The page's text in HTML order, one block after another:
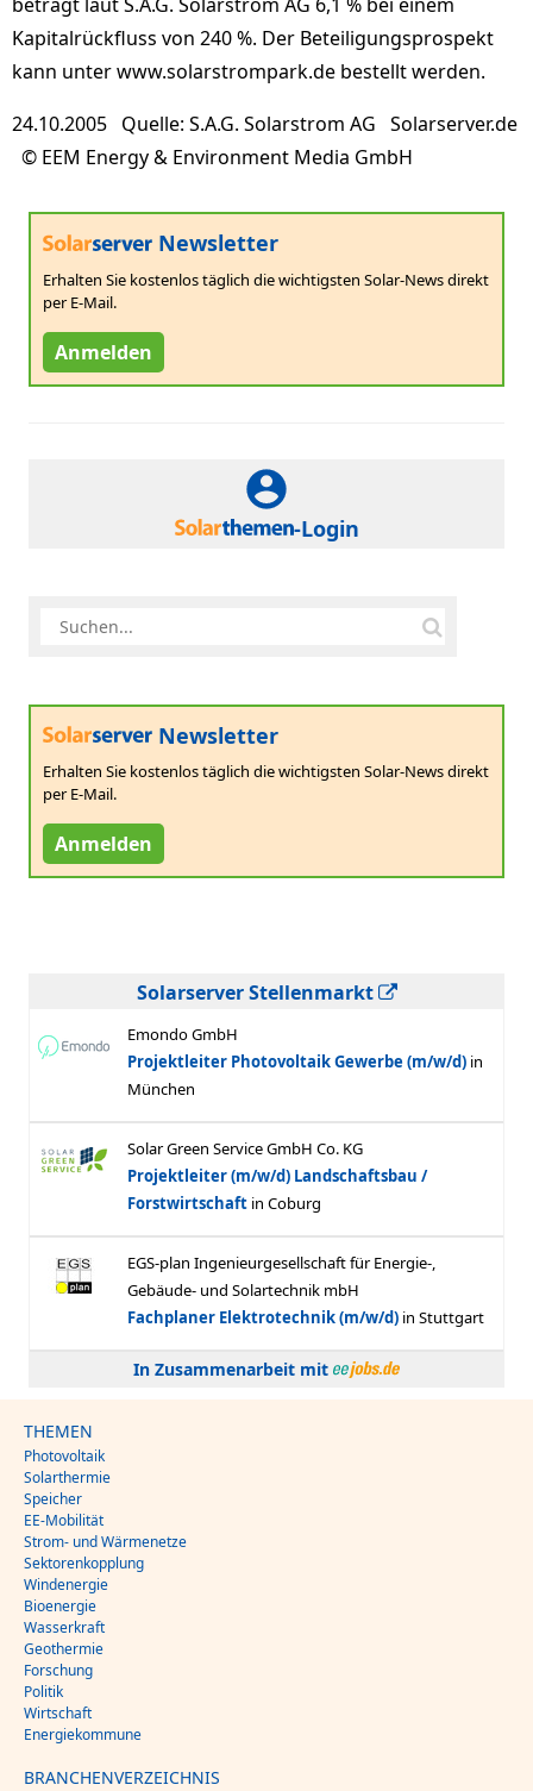
Kapitalrückfluss von 240 %. Der Beteiligungsprospekt
kann unter www.solarstrompark.de bestellt werden.
24.10.2005 Quelle: S.A.G. Solarstrom AG Solarserver.de
© EEM Energy & Environment Media GmbH
Newsletter
Erhalten Sie kostenlos täglich die wichtigsten Solar-News direkt
per E-Mail.
Anmelden
-Login
Newsletter
Erhalten Sie kostenlos täglich die wichtigsten Solar-News direkt
per E-Mail.
Anmelden
Solarserver Stellenmarkt
In Zusammenarbeit mit
THEMEN
Photovoltaik
Solarthermie
Speicher
EE-Mobilität
Strom- und Wärmenetze
Sektorenkopplung
Windenergie
Bioenergie
Wasserkraft
Geothermie
Forschung
Politik
Wirtschaft
Energiekommune
BRANCHENVERZEICHNIS